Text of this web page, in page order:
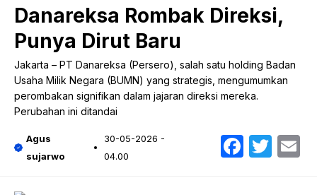
Danareksa Rombak Direksi,
Punya Dirut Baru
Jakarta – PT Danareksa (Persero), salah satu holding Badan
Usaha Milik Negara (BUMN) yang strategis, mengumumkan
perombakan signifikan dalam jajaran direksi mereka.
Perubahan ini ditandai
Agus
sujarwo
30-05-2026 -
04.00